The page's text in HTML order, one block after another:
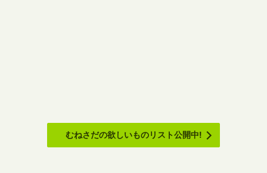
むねさだの欲しいものリスト公開中!